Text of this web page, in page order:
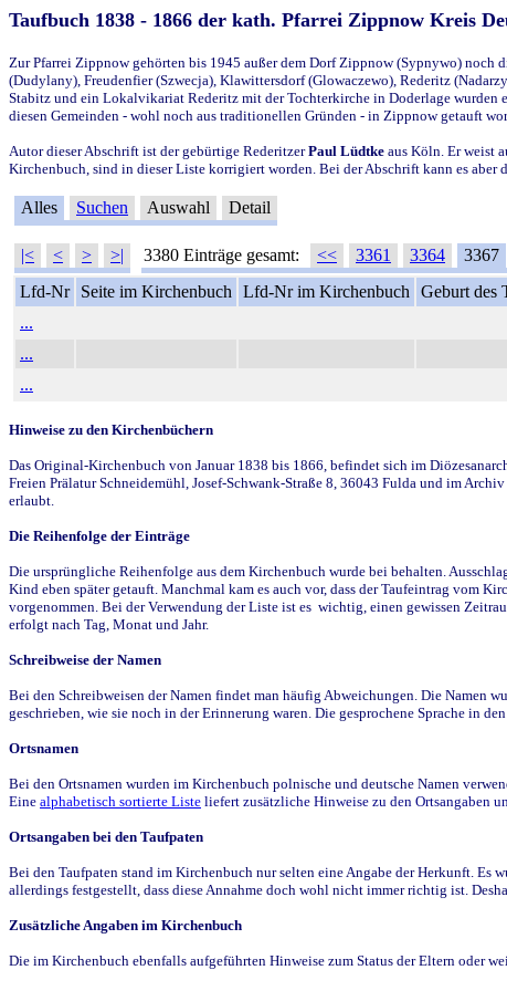
Taufbuch 1838 - 1866 der kath. Pfarrei Zippnow Kreis
Zur Pfarrei Zippnow gehörten bis 1945 außer dem Dorf Zippnow (Sypnywo) noch
(Dudylany), Freudenfier (Szwecja), Klawittersdorf (Glowaczewo), Rederitz
Stabitz und ein Lokalvikariat Rederitz mit der Tochterkirche in Doderlage wurden
diesen Gemeinden - wohl noch aus traditionellen Gründen - in Zippnow getauft
Autor dieser Abschrift ist der gebürtige RederitzerPaul Lüdtke aus Köln. Er weist
Kirchenbuch, sind in dieser Liste korrigiert worden. Bei der Abschrift kann es aber
Alles Suchen Auswahl Detail
|< < > >| 3380 Einträge gesamt: << 3361 3364 3367
Lfd-Nr
Seite im Kirchenbuch Lfd-Nr im Kirchenbuch Geburt des
...
...
...
Hinweise zu den Kirchenbüchern
Das Original-Kirchenbuch von Januar 1838 bis 1866, befindet sich im
Freien Prälatur Schneidemühl, Josef-Schwank-Straße 8, 36043 Fulda und im
erlaubt.
Die Reihenfolge der Einträge
Die ursprüngliche Reihenfolge aus dem Kirchenbuch wurde bei behalten.
Kind eben später getauft. Manchmal kam es auch vor, dass der Taufeintrag vom
vorgenommen. Bei der Verwendung der Liste ist es wichtig, einen gewissen
erfolgt nach Tag, Monat und Jahr.
Schreibweise der Namen
Bei den Schreibweisen der Namen findet man häufig Abweichungen. Die Namen
geschrieben, wie sie noch in der Erinnerung waren. Die gesprochene Sprache in
Ortsnamen
Bei den Ortsnamen wurden im Kirchenbuch polnische und deutsche Namen
Eine alphabetisch sortierte Liste liefert zusätzliche Hinweise zu den Ortsangaben
Ortsangaben bei den Taufpaten
Bei den Taufpaten stand im Kirchenbuch nur selten eine Angabe der Herkunft. Es
allerdings festgestellt, dass diese Annahme doch wohl nicht immer richtig ist.
Zusätzliche Angaben im Kirchenbuch
Die im Kirchenbuch ebenfalls aufgeführten Hinweise zum Status der Eltern oder